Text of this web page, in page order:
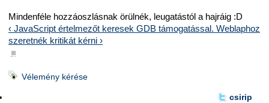
Mindenféle hozzáoszlásnak örülnék, leugatástól a hajráig :D
‹ JavaScript értelmezőt keresek GDB támogatással. Weblaphoz
szeretnék kritikát kérni ›
■
Vélemény kérése
csirip